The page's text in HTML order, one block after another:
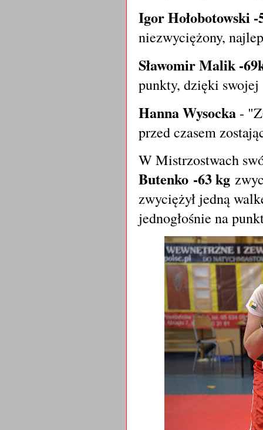
Igor Hołobotowski -
niezwyciężony,
Sławomir Malik -
punkty, dzięki swojej
Hanna Wysocka -
przed czasem
W Mistrzostwach
Butenko -63 kg
zwyciężył jedną
jednogłośnie na